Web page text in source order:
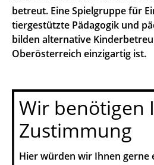
betreut. Eine Spielgruppe für
tiergestützte Pädagogik und
bilden alternative
Oberösterreich einzigartig ist.
Wir benötigen
Zustimmung
Hier würden wir Ihnen gerne